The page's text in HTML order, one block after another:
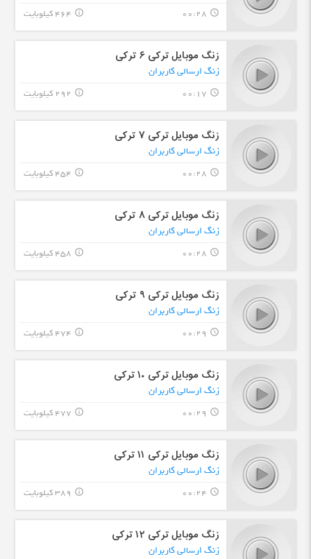
query_builder
00:28 464 کیلوبایت info_outline
زنگ موبایل ترکی ۶ ترکی
زنگ ارسالی کاربران
query_builder
00:17 292 کیلوبایت info_outline
زنگ موبایل ترکی ۷ ترکی
زنگ ارسالی کاربران
query_builder
00:28 454 کیلوبایت info_outline
زنگ موبایل ترکی ۸ ترکی
زنگ ارسالی کاربران
query_builder
00:28 458 کیلوبایت info_outline
زنگ موبایل ترکی ۹ ترکی
زنگ ارسالی کاربران
query_builder
00:29 474 کیلوبایت info_outline
زنگ موبایل ترکی ۱۰ ترکی
زنگ ارسالی کاربران
query_builder
00:29 477 کیلوبایت info_outline
زنگ موبایل ترکی ۱١ ترکی
زنگ ارسالی کاربران
query_builder
00:24 389 کیلوبایت info_outline
زنگ موبایل ترکی ۱٢ ترکی
زنگ ارسالی کاربران